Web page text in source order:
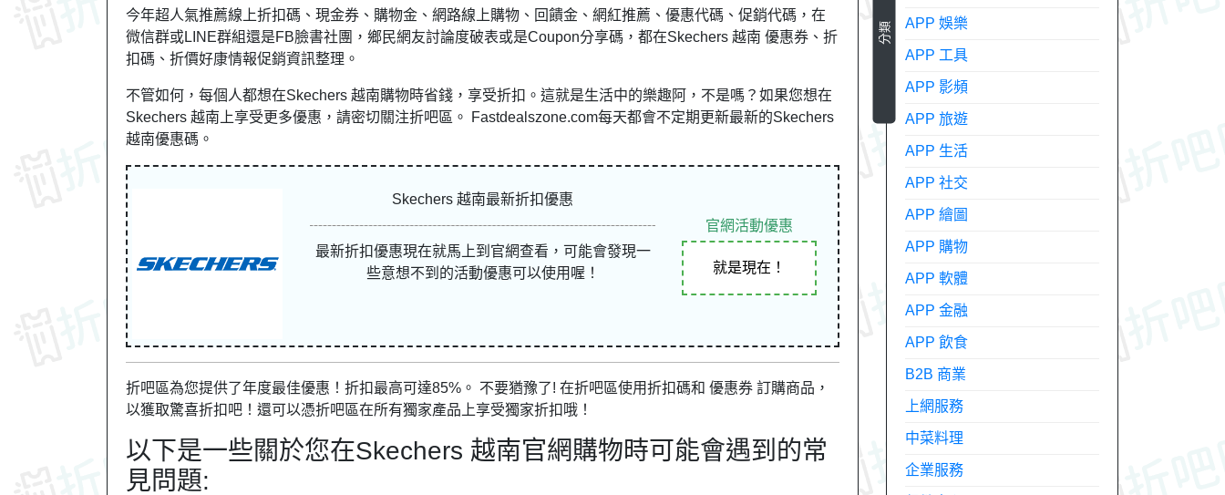
今年超人氣推薦線上折扣碼、現金券、購物金、網路線上購物、回饋金、網紅推薦、優惠代碼、促銷代碼，在
微信群或LINE群組還是FB臉書社團， 鄉民網友討論度破表或是Coupon分享碼，都在Skechers 越南 優惠券、折
扣碼、折價好康情報促銷資訊整理。
不管如何，每個人都想在Skechers 越南購物時省錢，享受折扣。這就是生活中的樂趣阿，不是嗎？如果您想在
Skechers 越南上享受更多優惠，請密切關注折吧區。 Fastdealszone.com每天都會不定期更新最新的Skechers
越南優惠碼。
Skechers 越南最新折扣優惠
最新折扣優惠現在就馬上到官網查看，可能會發現一
些意想不到的活動優惠可以使用喔！
官網活動優惠
就是現在！
折吧區為您提供了年度最佳優惠！折扣最高可達85%。 不要猶豫了! 在折吧區使用折扣碼和 優惠券 訂購商品，
以獲取驚喜折扣吧！還可以憑折吧區在所有獨家產品上享受獨家折扣哦！
以下是一些關於您在Skechers 越南官網購物時可能會遇到的常
見問題:
分類 APP 娛樂
APP 工具
APP 影頻
APP 旅遊
APP 生活
APP 社交
APP 繪圖
APP 購物
APP 軟體
APP 金融
APP 飲食
B2B 商業
上網服務
中菜料理
企業服務